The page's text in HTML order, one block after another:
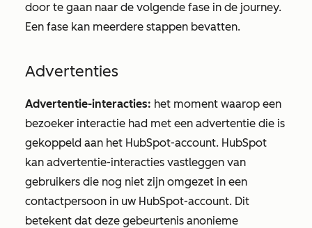
door te gaan naar de volgende fase in de journey.
Een fase kan meerdere stappen bevatten.
Advertenties
Advertentie-interacties: het moment waarop een
bezoeker interactie had met een advertentie die is
gekoppeld aan het HubSpot-account. HubSpot
kan advertentie-interacties vastleggen van
gebruikers die nog niet zijn omgezet in een
contactpersoon in uw HubSpot-account. Dit
betekent dat deze gebeurtenis anonieme